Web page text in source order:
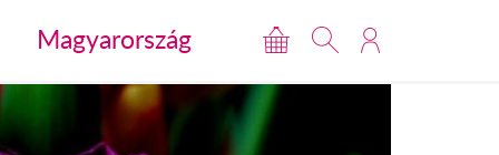
Magyarország